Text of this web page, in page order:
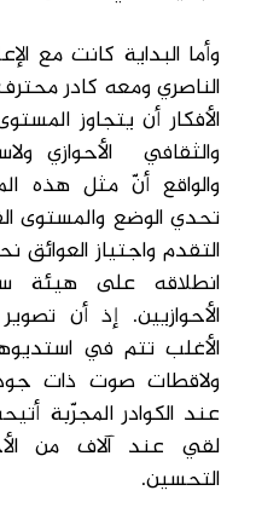
وأما البداية كانت مع
الناصري ومعه كادر
الأفكار أن يتجاوز
والثقافي الأحوازي
والواقع أنّ مثل هذه
تحدي الوضع والمستوى
التقدم واجتياز العوائق
انطلاقه على هيئة
الأحوازيين. إذ أن
الأغلب تتم في
ولاقطات صوت ذات
عند الكوادر المجرّبة
لقي عند آلاف من
التحسين.